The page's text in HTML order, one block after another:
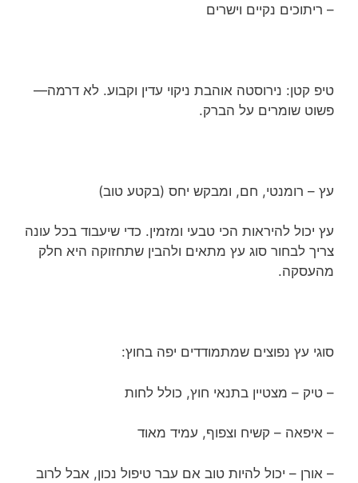
– ריתוכים נקיים וישרים
טיפ קטן: נירוסטה אוהבת ניקוי עדין וקבוע. לא דרמה—
פשוט שומרים על הברק.
עץ – רומנטי, חם, ומבקש יחס (בקטע טוב)
עץ יכול להיראות הכי טבעי ומזמין. כדי שיעבוד בכל עונה
צריך לבחור סוג עץ מתאים ולהבין שתחזוקה היא חלק
מהעסקה.
סוגי עץ נפוצים שמתמודדים יפה בחוץ:
– טיק – מצטיין בתנאי חוץ, כולל לחות
– איפאה – קשיח וצפוף, עמיד מאוד
– אורן – יכול להיות טוב אם עבר טיפול נכון, אבל לרוב